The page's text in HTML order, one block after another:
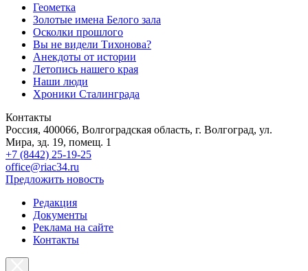
Геометка
Золотые имена Белого зала
Осколки прошлого
Вы не видели Тихонова?
Анекдоты от истории
Летопись нашего края
Наши люди
Хроники Сталинграда
Контакты
Россия, 400066, Волгоградская область, г. Волгоград, ул.
Мира, зд. 19, помещ. 1
+7 (8442) 25-19-25
office@riac34.ru
Предложить новость
Редакция
Документы
Реклама на сайте
Контакты